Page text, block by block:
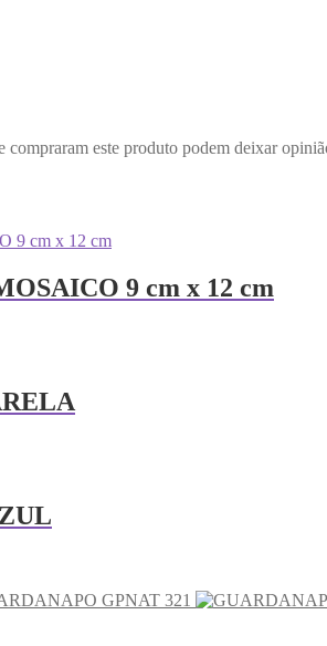
compraram este produto podem deixar
9 cm x 12 cm
GPNAT 321